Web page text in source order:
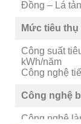
Đồng – Lá
Mức tiêu
Công suất
kWh/năm
Công nghệ
Công nghệ
Công nghệ